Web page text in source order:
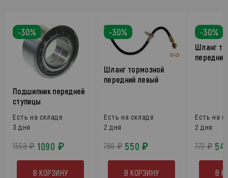
-30%
Подшипник передней
ступицы
Есть на складе
3 дня
1558 ₽ 1090 ₽
В КОРЗИНУ
-30%
Шланг тормозной
передний левый
Есть на складе
2 дня
786 ₽ 550 ₽
В КОРЗИНУ
-30%
Шланг
Есть на
2 дня
772 ₽
В